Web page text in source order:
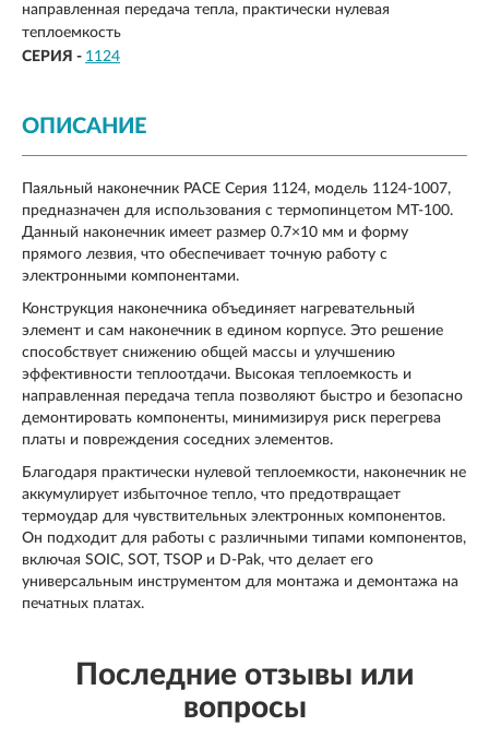
направленная передача тепла, практически нулевая
теплоемкость
СЕРИЯ - 1124
ОПИСАНИЕ
Паяльный наконечник PACE Серия 1124, модель 1124-1007,
предназначен для использования с термопинцетом MT-100.
Данный наконечник имеет размер 0.7×10 мм и форму
прямого лезвия, что обеспечивает точную работу с
электронными компонентами.
Конструкция наконечника объединяет нагревательный
элемент и сам наконечник в едином корпусе. Это решение
способствует снижению общей массы и улучшению
эффективности теплоотдачи. Высокая теплоемкость и
направленная передача тепла позволяют быстро и безопасно
демонтировать компоненты, минимизируя риск перегрева
платы и повреждения соседних элементов.
Благодаря практически нулевой теплоемкости, наконечник не
аккумулирует избыточное тепло, что предотвращает
термоудар для чувствительных электронных компонентов.
Он подходит для работы с различными типами компонентов,
включая SOIC, SOT, TSOP и D-Pak, что делает его
универсальным инструментом для монтажа и демонтажа на
печатных платах.
Последние отзывы или
вопросы